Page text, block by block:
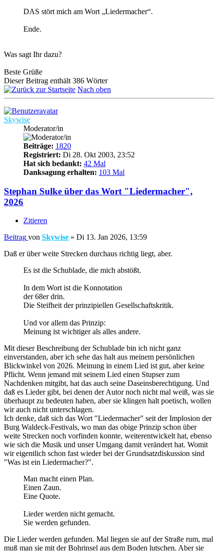
DAS stört mich am Wort „Liedermacher“.
Ende.
Was sagt Ihr dazu?
Beste Grüße
Dieser Beitrag enthält 386 Wörter
Nach oben
Skywise
Moderator/in
Beiträge: 1820
Registriert: Di 28. Okt 2003, 23:52
Hat sich bedankt: 42 Mal
Danksagung erhalten: 103 Mal
Stephan Sulke über das Wort "Liedermacher",
2026
Zitieren
Beitrag von Skywise » Di 13. Jan 2026, 13:59
Daß er über weite Strecken durchaus richtig liegt, aber.
Es ist die Schublade, die mich abstößt.
In dem Wort ist die Konnotation
der 68er drin.
Die Steifheit der prinzipiellen Gesellschaftskritik.
Und vor allem das Prinzip:
Meinung ist wichtiger als alles andere.
Mit dieser Beschreibung der Schublade bin ich nicht ganz
einverstanden, aber ich sehe das halt aus meinem persönlichen
Blickwinkel von 2026. Meinung in einem Lied ist gut, aber keine
Pflicht. Wenn jemand mit seinem Lied einen Stupser zum
Nachdenken mitgibt, hat das auch seine Daseinsberechtigung. Und
daß es Lieder gibt, bei denen der Autor noch nicht mal weiß, was sie
überhaupt zu bedeuten haben, aber sie klingen halt poetisch, wollen
wir auch nicht unterschlagen.
Ich denke, daß sich das Wort "Liedermacher" seit der Implosion der
Burg Waldeck-Festivals, wo man das obige Prinzip schon über
weite Strecken noch vorfinden konnte, weiterentwickelt hat, ebenso
wie sich die Musik und unser Umgang damit verändert hat. Womit
wir eigentlich schon fast wieder bei der Grundsatzdiskussion sind
"Was ist ein Liedermacher?".
Man macht einen Plan.
Einen Zaun.
Eine Quote.
Lieder werden nicht gemacht.
Sie werden gefunden.
Die Lieder werden gefunden. Mal liegen sie auf der Straße rum, mal
muß man sie mit der Bohrinsel aus dem Boden lutschen. Aber sie